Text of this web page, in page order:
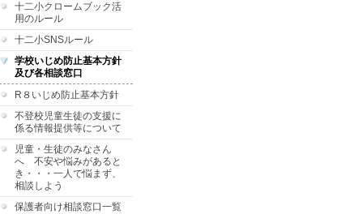
十二小クロームブック活
用のルール
十二小SNSルール
学校いじめ防止基本方針
及び各相談窓口
R８いじめ防止基本方針
不登校児童生徒の支援に
係る情報提供等について
児童・生徒のみなさん
へ 不安や悩みがあると
き・・・一人で悩まず、
相談しよう
保護者向け相談窓口一覧